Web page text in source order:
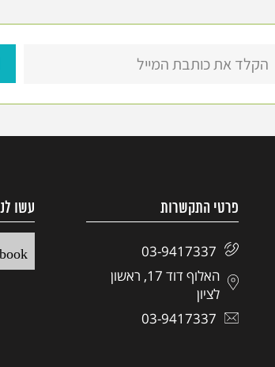
פרטי התקשרות
03-9417337
האלוף דוד 17, ראשון
לציון
03-9417337
עשו